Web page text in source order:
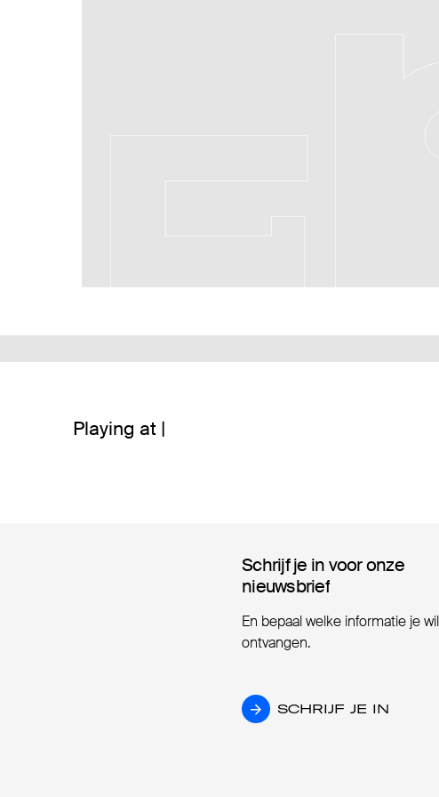
Playing at |
Schrijf je in voor onze
Schrijf je in voor onze
nieuwsbrief
nieuwsbrief
En bepaal welke informatie je
ontvangen.
SCHRIJF JE IN
SCHRIJF JE IN